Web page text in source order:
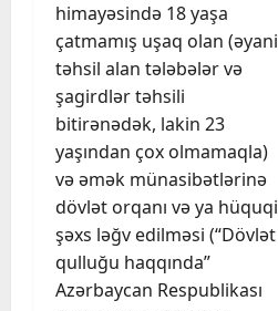
himayəsində 18 yaşa
çatmamış uşaq olan (əyani
təhsil alan tələbələr və
şagirdlər təhsili
bitirənədək, lakin 23
yaşından çox olmamaqla)
və əmək münasibətlərinə
dövlət orqanı və ya hüquqi
şəxs ləğv edilməsi (“Dövlət
qulluğu haqqında”
Azərbaycan Respublikası